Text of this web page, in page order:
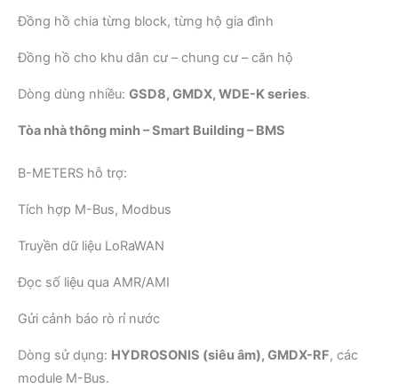
Đồng hồ chia từng block, từng hộ gia đình
Đồng hồ cho khu dân cư – chung cư – căn hộ
Dòng dùng nhiều: GSD8, GMDX, WDE-K series.
Tòa nhà thông minh – Smart Building – BMS
B-METERS hỗ trợ:
Tích hợp M-Bus, Modbus
Truyền dữ liệu LoRaWAN
Đọc số liệu qua AMR/AMI
Gửi cảnh báo rò rỉ nước
Dòng sử dụng: HYDROSONIS (siêu âm), GMDX-RF, các
module M-Bus.